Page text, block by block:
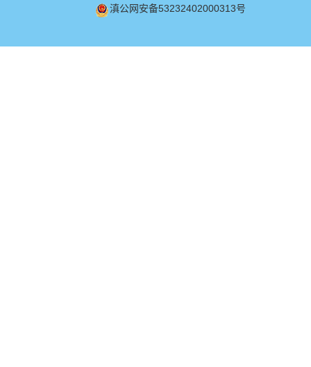
滇公网安备53232402000313号